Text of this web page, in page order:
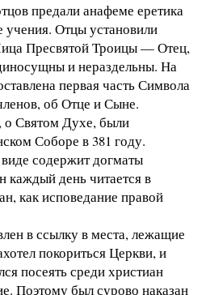
предали анафеме еретика
учения. Отцы установили
Пресвятой Троицы — Отец,
и нераздельны. На
первая часть Символа
об Отце и Сыне.
о Святом Духе, были
Соборе в 381 году.
содержит догматы
каждый день читается в
как исповедание правой
в ссылку в места, лежащие
покориться Церкви, и
посеять среди христиан
Поэтому был сурово наказан